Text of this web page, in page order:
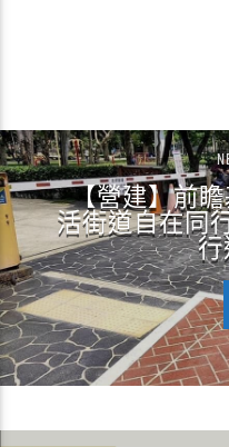
【營建】前
活街道自在同